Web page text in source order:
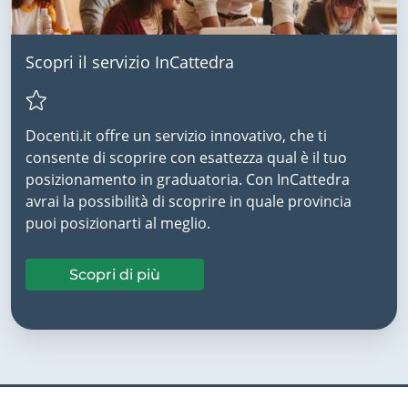
Scopri il servizio InCattedra
Docenti.it offre un servizio innovativo, che ti
consente di scoprire con esattezza qual è il tuo
posizionamento in graduatoria. Con InCattedra
avrai la possibilità di scoprire in quale provincia
puoi posizionarti al meglio.
Scopri di più